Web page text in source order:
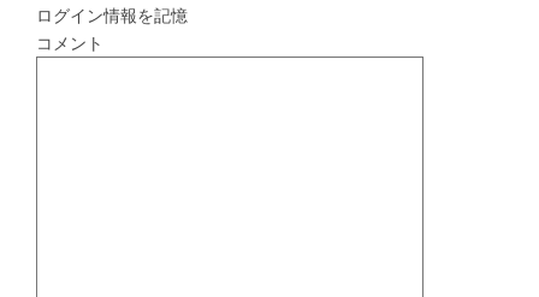
ログイン情報を記憶
コメント